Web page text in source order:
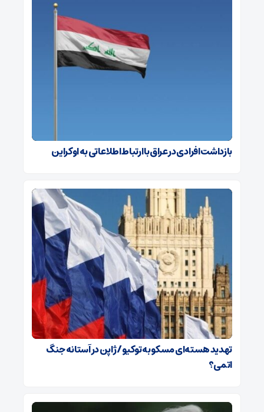
بازداشت افرادی در عراق با ارتباط اطلاعاتی به اوکراین
تهدید هسته‌ای مسکو به توکیو / ژاپن در آستانه جنگ
اتمی؟